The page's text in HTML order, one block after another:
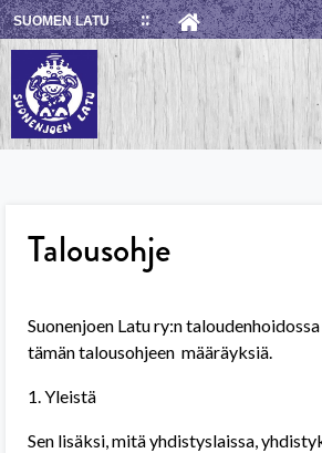
Skip
to
content
SUOMEN LATU
Talousohje
Suonenjoen Latu ry:n
tämän talousohjeen määräyksiä.
1. Yleistä
Sen lisäksi, mitä yhdistyslaissa,